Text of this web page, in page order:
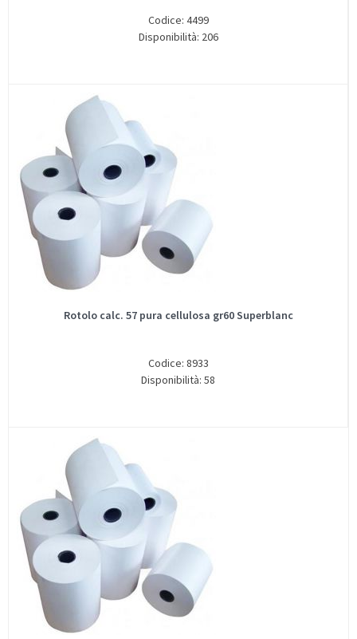
Codice: 4499
Disponibilità: 206
Rotolo calc. 57 pura cellulosa gr60 Superblanc
Codice: 8933
Disponibilità: 58